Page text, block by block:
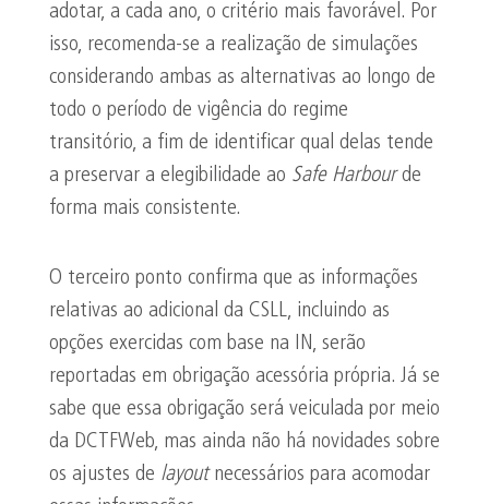
adotar, a cada ano, o critério mais favorável. Por
isso, recomenda-se a realização de simulações
considerando ambas as alternativas ao longo de
todo o período de vigência do regime
transitório, a fim de identificar qual delas tende
a preservar a elegibilidade ao Safe Harbourde
forma mais consistente.
O terceiro ponto confirma que as informações
relativas ao adicional da CSLL, incluindo as
opções exercidas com base na IN, serão
reportadas em obrigação acessória própria. Já se
sabe que essa obrigação será veiculada por meio
da DCTFWeb, mas ainda não há novidades sobre
os ajustes de layoutnecessários para acomodar